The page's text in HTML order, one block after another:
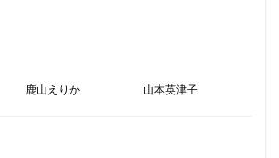
鹿山えりか 山本英津子